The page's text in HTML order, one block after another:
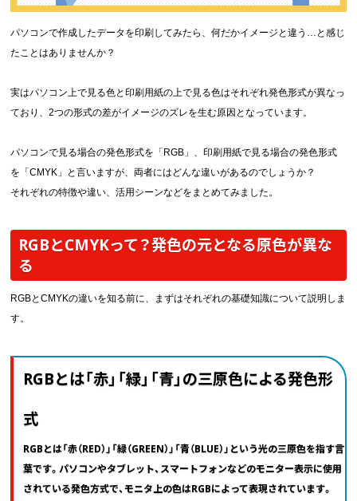
パソコンで作成したデータを印刷してみたら、何だかイメージと違う…と感じ
たことはありませんか？
実はパソコン上で見る色と印刷用紙の上で見る色はそれぞれ発色形式が異なっ
ており、2つの形式の差がイメージのズレを生む原因となっています。
パソコンで見る場合の発色形式を「RGB」、印刷用紙で見る場合の発色形式
を「CMYK」と言いますが、両者にはどんな違いがあるのでしょうか？
それぞれの特徴や違い、活用シーンなどをまとめてみました。
RGBとCMYKって？発色の元となる原色が異な
る
RGBとCMYKの違いを知る前に、まずはそれぞれの基礎知識について説明しま
す。
RGBとは「赤」「緑」「青」の三原色による発色形
式
RGBとは「赤（RED）」「緑（GREEN）」「青（BLUE）」という光の三原色を指す言
葉です。パソコンやタブレット、スマートフォンなどのモニター表示に使用
されている発色方式で、モニタ上の色はRGBによって表現されています。
校正・印刷
梱包・包装
発送・配送
商品別のよくある質問
中綴じ冊子